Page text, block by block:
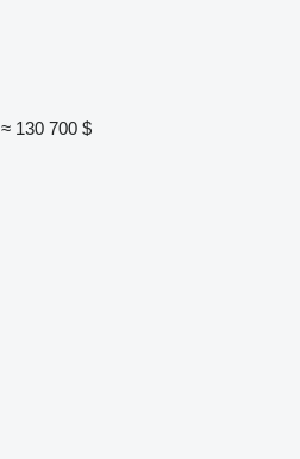
≈ 130 700 $